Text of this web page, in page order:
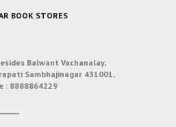
BOOK STORES
Balwant Vachanalay,
Sambhajinagar 431001,
: 8888864229